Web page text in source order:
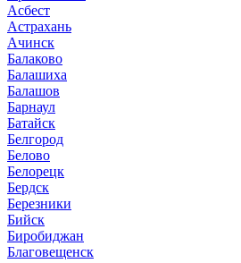
Асбест
Астрахань
Ачинск
Балаково
Балашиха
Балашов
Барнаул
Батайск
Белгород
Белово
Белорецк
Бердск
Березники
Бийск
Биробиджан
Благовещенск